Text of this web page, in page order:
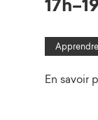
Apprendre
En savoir